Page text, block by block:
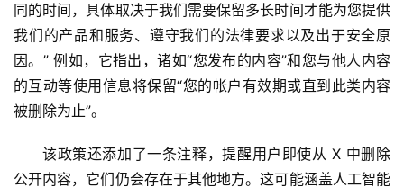
同的时间，具体取决于我们需要保留多长时间才能为您提供
我们的产品和服务、遵守我们的法律要求以及出于安全原
因。” 例如，它指出，诸如“您发布的内容”和您与他人内容
的互动等使用信息将保留“您的帐户有效期或直到此类内容
被删除为止”。
该政策还添加了一条注释，提醒用户即使从 X 中删除
公开内容，它们仍会存在于其他地方。这可能涵盖人工智能